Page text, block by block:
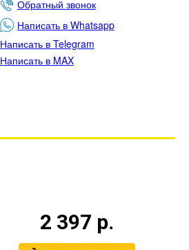
Обратный звонок
Написать в Whatsapp
Написать в Telegram
Написать в MAX
2 397 р.